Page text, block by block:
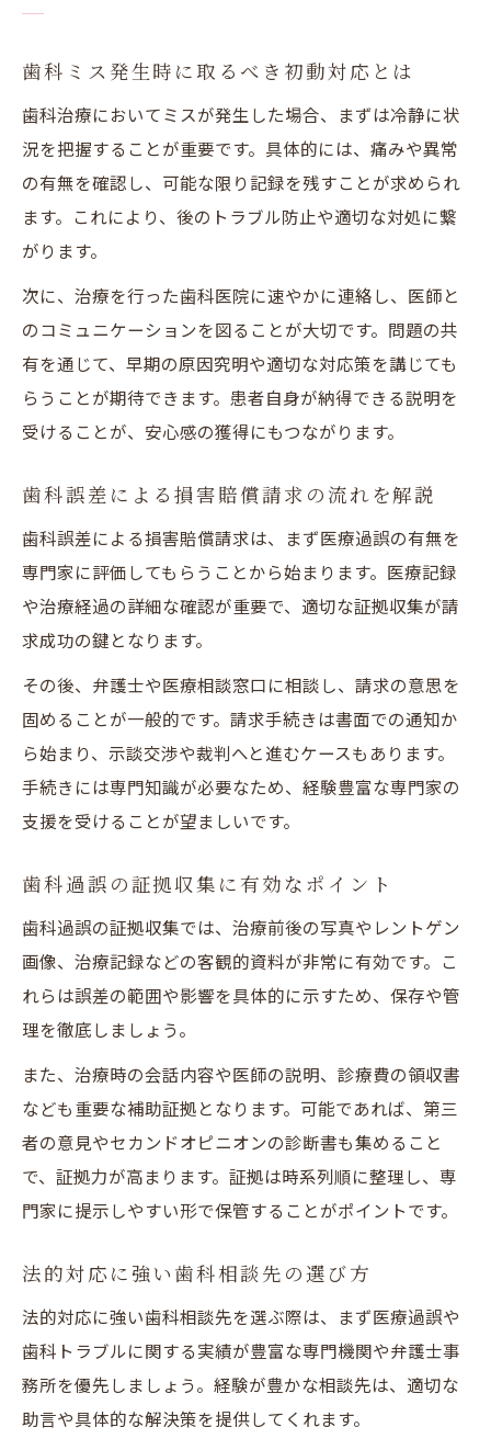
歯科ミス発生時に取るべき初動対応とは
歯科治療においてミスが発生した場合、まずは冷静に状
況を把握することが重要です。具体的には、痛みや異常
の有無を確認し、可能な限り記録を残すことが求められ
ます。これにより、後のトラブル防止や適切な対処に繋
がります。
次に、治療を行った歯科医院に速やかに連絡し、医師と
のコミュニケーションを図ることが大切です。問題の共
有を通じて、早期の原因究明や適切な対応策を講じても
らうことが期待できます。患者自身が納得できる説明を
受けることが、安心感の獲得にもつながります。
歯科誤差による損害賠償請求の流れを解説
歯科誤差による損害賠償請求は、まず医療過誤の有無を
専門家に評価してもらうことから始まります。医療記録
や治療経過の詳細な確認が重要で、適切な証拠収集が請
求成功の鍵となります。
その後、弁護士や医療相談窓口に相談し、請求の意思を
固めることが一般的です。請求手続きは書面での通知か
ら始まり、示談交渉や裁判へと進むケースもあります。
手続きには専門知識が必要なため、経験豊富な専門家の
支援を受けることが望ましいです。
歯科過誤の証拠収集に有効なポイント
歯科過誤の証拠収集では、治療前後の写真やレントゲン
画像、治療記録などの客観的資料が非常に有効です。こ
れらは誤差の範囲や影響を具体的に示すため、保存や管
理を徹底しましょう。
また、治療時の会話内容や医師の説明、診療費の領収書
なども重要な補助証拠となります。可能であれば、第三
者の意見やセカンドオピニオンの診断書も集めること
で、証拠力が高まります。証拠は時系列順に整理し、専
門家に提示しやすい形で保管することがポイントです。
法的対応に強い歯科相談先の選び方
法的対応に強い歯科相談先を選ぶ際は、まず医療過誤や
歯科トラブルに関する実績が豊富な専門機関や弁護士事
務所を優先しましょう。経験が豊かな相談先は、適切な
助言や具体的な解決策を提供してくれます。